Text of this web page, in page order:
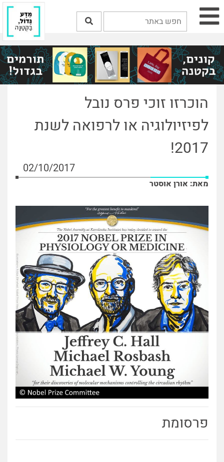
הוכרזו זוכי פרס נובל
לפיזיולוגיה או לרפואה לשנת
2017!
02/10/2017
מאת: אורן אוסטר
פרסומת